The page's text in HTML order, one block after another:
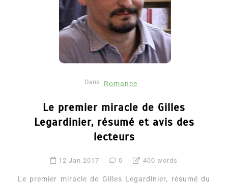
Dans Romance
Le premier miracle de Gilles
Legardinier, résumé et avis des
lecteurs
12 Jan 2017 0 400 words
Le premier miracle de Gilles Legardinier, résumé du